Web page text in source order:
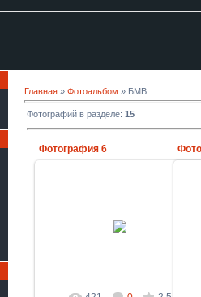
Главная » Фотоальбом » БМВ
Фотографий в разделе: 15
Фотография 6